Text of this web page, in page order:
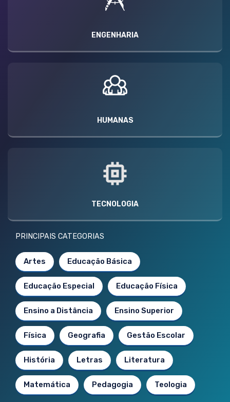
ENGENHARIA
HUMANAS
TECNOLOGIA
PRINCIPAIS CATEGORIAS
Artes Educação Básica
Educação Especial Educação Física
Ensino a Distância Ensino Superior
Física Geografia Gestão Escolar
História Letras Literatura
Matemática Pedagogia Teologia